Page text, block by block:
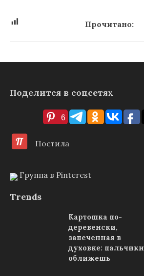
Прочитано:
Поделится в соцсетях
6
Постила
Группа в Pinterest
Trends
Картошка по-
деревенски,
запеченная в
духовке: пальчики
оближешь